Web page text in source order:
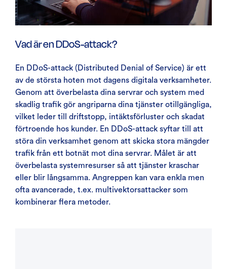
Vad är en DDoS-attack?
En DDoS-attack (Distributed Denial of Service) är ett
av de största hoten mot dagens digitala verksamheter.
Genom att överbelasta dina servrar och system med
skadlig trafik gör angriparna dina tjänster otillgängliga,
vilket leder till driftstopp, intäktsförluster och skadat
förtroende hos kunder. En DDoS-attack syftar till att
störa din verksamhet genom att skicka stora mängder
trafik från ett botnät mot dina servrar. Målet är att
överbelasta systemresurser så att tjänster kraschar
eller blir långsamma. Angreppen kan vara enkla men
ofta avancerade, t.ex. multivektorsattacker som
kombinerar flera metoder.